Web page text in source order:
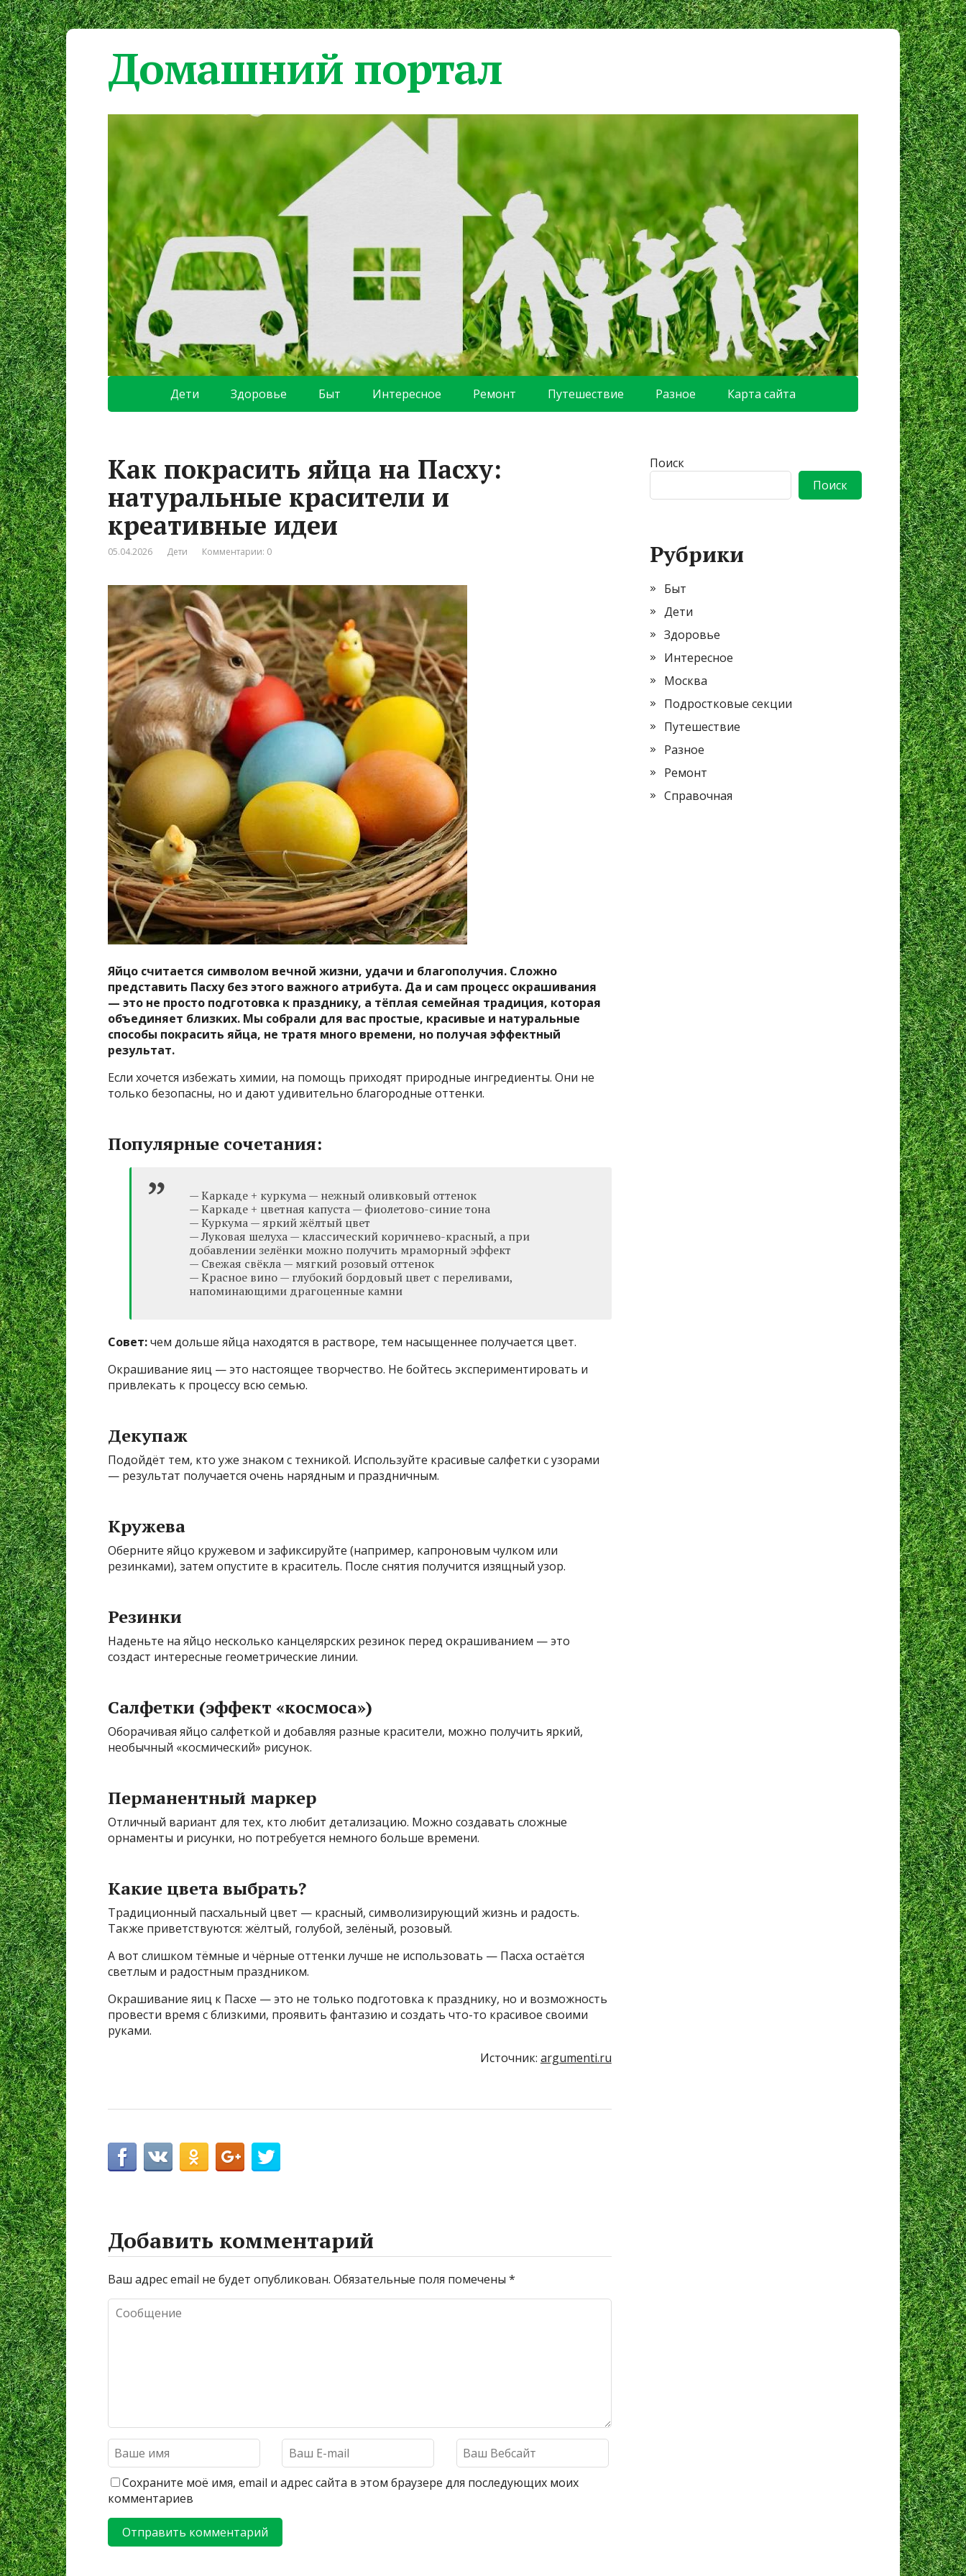
Домашний портал
Дети Здоровье Быт Интересное Ремонт Путешествие Разное Карта сайта
Как покрасить яйца на Пасху:
натуральные красители и
креативные идеи
05.04.2026 Дети Комментарии: 0
Яйцо считается символом вечной жизни, удачи и благополучия. Сложно
представить Пасху без этого важного атрибута. Да и сам процесс окрашивания
— это не просто подготовка к празднику, а тёплая семейная традиция, которая
объединяет близких. Мы собрали для вас простые, красивые и натуральные
способы покрасить яйца, не тратя много времени, но получая эффектный
результат.
Если хочется избежать химии, на помощь приходят природные ингредиенты. Они не
только безопасны, но и дают удивительно благородные оттенки.
Популярные сочетания:
— Каркаде + куркума — нежный оливковый оттенок
— Каркаде + цветная капуста — фиолетово-синие тона
— Куркума — яркий жёлтый цвет
— Луковая шелуха — классический коричнево-красный, а при
добавлении зелёнки можно получить мраморный эффект
— Свежая свёкла — мягкий розовый оттенок
— Красное вино — глубокий бордовый цвет с переливами,
напоминающими драгоценные камни
Совет:чем дольше яйца находятся в растворе, тем насыщеннее получается цвет.
Окрашивание яиц — это настоящее творчество. Не бойтесь экспериментировать и
привлекать к процессу всю семью.
Декупаж
Подойдёт тем, кто уже знаком с техникой. Используйте красивые салфетки с узорами
— результат получается очень нарядным и праздничным.
Кружева
Оберните яйцо кружевом и зафиксируйте (например, капроновым чулком или
резинками), затем опустите в краситель. После снятия получится изящный узор.
Резинки
Наденьте на яйцо несколько канцелярских резинок перед окрашиванием — это
создаст интересные геометрические линии.
Салфетки (эффект «космоса»)
Оборачивая яйцо салфеткой и добавляя разные красители, можно получить яркий,
необычный «космический» рисунок.
Перманентный маркер
Отличный вариант для тех, кто любит детализацию. Можно создавать сложные
орнаменты и рисунки, но потребуется немного больше времени.
Какие цвета выбрать?
Традиционный пасхальный цвет — красный, символизирующий жизнь и радость.
Также приветствуются: жёлтый, голубой, зелёный, розовый.
А вот слишком тёмные и чёрные оттенки лучше не использовать — Пасха остаётся
светлым и радостным праздником.
Окрашивание яиц к Пасхе — это не только подготовка к празднику, но и возможность
провести время с близкими, проявить фантазию и создать что-то красивое своими
руками.
Источник: argumenti.ru
Добавить комментарий
Ваш адрес email не будет опубликован. Обязательные поля помечены *
Сохраните моё имя, email и адрес сайта в этом браузере для последующих моих
комментариев
Поиск
Поиск
Рубрики
Быт
Дети
Здоровье
Интересное
Москва
Подростковые секции
Путешествие
Разное
Ремонт
Справочная